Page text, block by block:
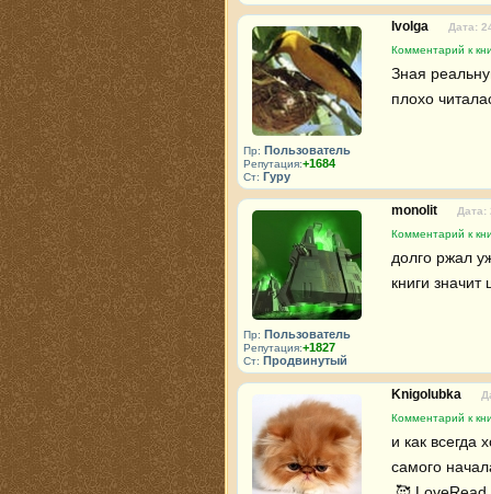
Пр: Пользователь
Репутация:+1684
Ст: Гуру
Ivolga
Дата:
Комментарий к
Зная
плохо
Пр: Пользователь
Репутация:+1827
Ст: Продвинутый
monolit
Дата:
Комментарий к
долго ржал
книги
Knigolubka
Комментарий к
и как всегда
самого